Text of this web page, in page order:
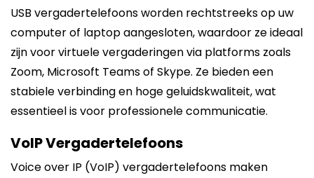
USB vergadertelefoons worden rechtstreeks op uw
computer of laptop aangesloten, waardoor ze ideaal
zijn voor virtuele vergaderingen via platforms zoals
Zoom, Microsoft Teams of Skype. Ze bieden een
stabiele verbinding en hoge geluidskwaliteit, wat
essentieel is voor professionele communicatie.
VoIP Vergadertelefoons
Voice over IP (VoIP) vergadertelefoons maken